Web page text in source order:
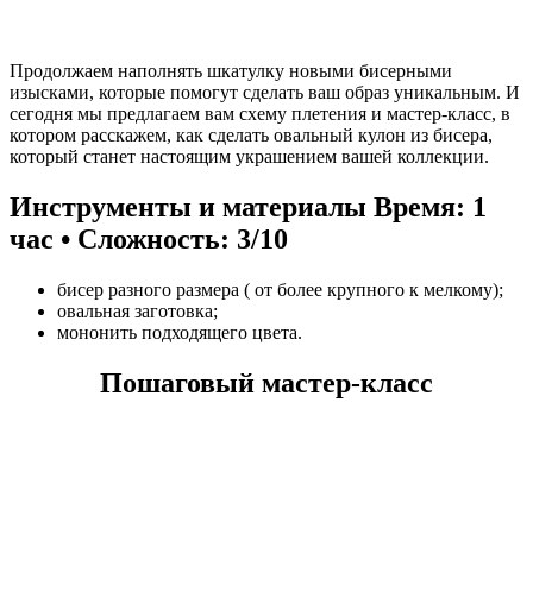
Продолжаем наполнять шкатулку новыми бисерными
изысками, которые помогут сделать ваш образ уникальным. И
сегодня мы предлагаем вам схему плетения и мастер-класс, в
котором расскажем, как сделать овальный кулон из бисера,
который станет настоящим украшением вашей коллекции.
Инструменты и материалы Время: 1
час • Сложность: 3/10
бисер разного размера ( от более крупного к мелкому);
овальная заготовка;
мононить подходящего цвета.
Пошаговый мастер-класс